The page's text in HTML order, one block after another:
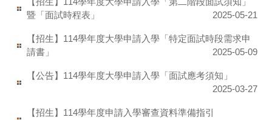
暨「面試時程表」
2025-05-21
【招生】114學年度大學申請入學「特定面試時段需求申
請書」
2025-05-09
【公告】114學年度大學申請入學「面試應考須知」
2025-03-27
【招生】114學年度申請入學審查資料準備指引